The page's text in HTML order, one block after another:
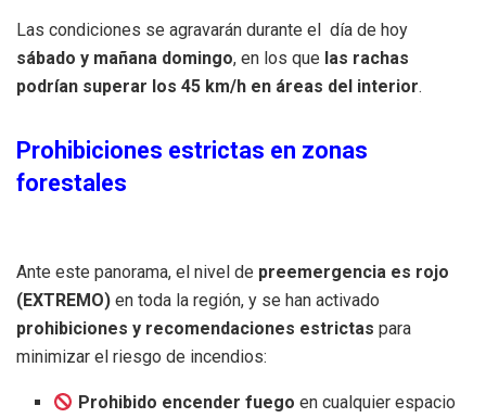
Las condiciones se agravarán durante el día de hoy
sábado y mañana domingo, en los que las rachas
podrían superar los 45 km/h en áreas del interior.
Prohibiciones estrictas en zonas
forestales
Ante este panorama, el nivel de preemergencia es rojo
(EXTREMO) en toda la región, y se han activado
prohibiciones y recomendaciones estrictas para
minimizar el riesgo de incendios:
Prohibido encender fuego en cualquier espacio